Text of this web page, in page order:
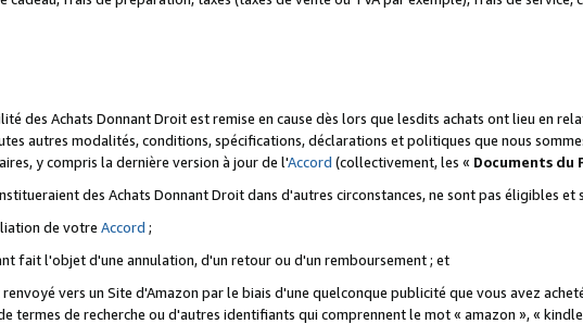
des Achats Donnant Droit est remise en cause dès lors que lesdits achats ont lieu en
autres modalités, conditions, spécifications, déclarations et politiques que nous
y compris la dernière version à jour de l'Accord (collectivement, les « Documents du
des Achats Donnant Droit dans d'autres circonstances, ne sont pas éligibles et
de votre Accord ;
fait l'objet d'une annulation, d'un retour ou d'un remboursement ; et
vers un Site d'Amazon par le biais d'une quelconque publicité que vous avez
termes de recherche ou d'autres identifiants qui comprennent le mot « amazon », «